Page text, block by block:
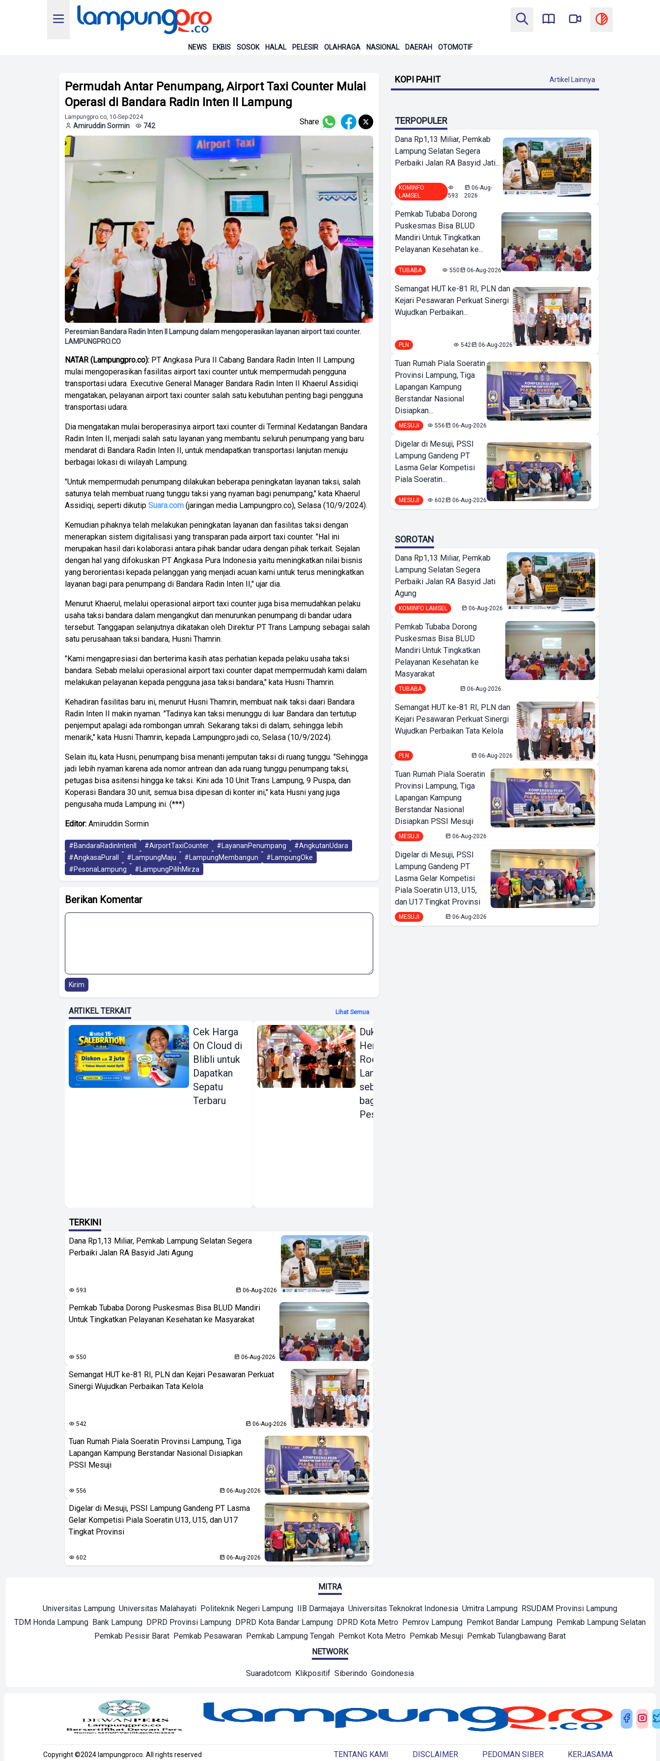
NEWS EKBIS SOSOK HALAL PELESIR OLAHRAGA NASIONAL DAERAH OTOMOTIF
Permudah Antar Penumpang, Airport Taxi Counter Mulai
Operasi di Bandara Radin Inten II Lampung
Lampungpro.co, 10-Sep-2024
Amiruddin Sormin 742 Share
Peresmian Bandara Radin Inten II Lampung dalam mengoperasikan layanan airport taxi counter.
LAMPUNGPRO.CO
NATAR (Lampungpro.co): PT Angkasa Pura II Cabang Bandara Radin Inten II Lampung
mulai mengoperasikan fasilitas airport taxi counter untuk mempermudah pengguna
transportasi udara. Executive General Manager Bandara Radin Inten II Khaerul Assidiqi
mengatakan, pelayanan airport taxi counter salah satu kebutuhan penting bagi pengguna
transportasi udara.
Dia mengatakan mulai beroperasinya airport taxi counter di Terminal Kedatangan Bandara
Radin Inten II, menjadi salah satu layanan yang membantu seluruh penumpang yang baru
mendarat di Bandara Radin Inten II, untuk mendapatkan transportasi lanjutan menuju
berbagai lokasi di wilayah Lampung.
"Untuk mempermudah penumpang dilakukan beberapa peningkatan layanan taksi, salah
satunya telah membuat ruang tunggu taksi yang nyaman bagi penumpang," kata Khaerul
Assidiqi, seperti dikutip Suara.com (jaringan media Lampungpro.co), Selasa (10/9/2024).
Kemudian pihaknya telah melakukan peningkatan layanan dan fasilitas taksi dengan
menerapkan sistem digitalisasi yang transparan pada airport taxi counter. "Hal ini
merupakan hasil dari kolaborasi antara pihak bandar udara dengan pihak terkait. Sejalan
dengan hal yang difokuskan PT Angkasa Pura Indonesia yaitu meningkatkan nilai bisnis
yang berorientasi kepada pelanggan yang menjadi acuan kami untuk terus meningkatkan
layanan bagi para penumpang di Bandara Radin Inten II," ujar dia.
Menurut Khaerul, melalui operasional airport taxi counter juga bisa memudahkan pelaku
usaha taksi bandara dalam mengangkut dan menurunkan penumpang di bandar udara
tersebut. Tanggapan selanjutnya dikatakan oleh Direktur PT Trans Lampung sebagai salah
satu perusahaan taksi bandara, Husni Thamrin.
"Kami mengapresiasi dan berterima kasih atas perhatian kepada pelaku usaha taksi
bandara. Sebab melalui operasional airport taxi counter dapat mempermudah kami dalam
melakukan pelayanan kepada pengguna jasa taksi bandara," kata Husni Thamrin.
Kehadiran fasilitas baru ini, menurut Husni Thamrin, membuat naik taksi daari Bandara
Radin Inten II makin nyaman. "Tadinya kan taksi menunggu di luar Bandara dan tertutup
penjemput apalagi ada rombongan umrah. Sekarang taksi di dalam, sehingga lebih
menarik," kata Husni Thamrin, kepada Lampungpro.jadi co, Selasa (10/9/2024).
Selain itu, kata Husni, penumpang bisa menanti jemputan taksi di ruang tunggu. "Sehingga
jadi lebih nyaman karena ada nomor antrean dan ada ruang tunggu penumpang taksi,
petugas bisa asitensi hingga ke taksi. Kini ada 10 Unit Trans Lampung, 9 Puspa, dan
Koperasi Bandara 30 unit, semua bisa dipesan di konter ini," kata Husni yang juga
pengusaha muda Lampung ini. (***)
Editor: Amiruddin Sormin
#BandaraRadinIntenII #AirportTaxiCounter #LayananPenumpang
#AngkutanUdara
#AngkasaPuraII
#LampungMaju #LampungMembangun
#LampungOke
#PesonaLampung
#LampungPilihMirza
Berikan Komentar
Kirim
ARTIKEL TERKAIT Lihat Semua
Cek Harga
On Cloud di
Blibli untuk
Dapatkan
Sepatu
Terbaru
Dukung Gerakan
Hemat Energi,
Rodalink
Lampung Hadir
sebagai Rumah
bagi para
Pesepeda
TERKINI
Dana Rp1,13 Miliar, Pemkab Lampung Selatan Segera
Perbaiki Jalan RA Basyid Jati Agung
593 06-Aug-2026
Pemkab Tubaba Dorong Puskesmas Bisa BLUD Mandiri
Untuk Tingkatkan Pelayanan Kesehatan ke Masyarakat
550 06-Aug-2026
Semangat HUT ke-81 RI, PLN dan Kejari Pesawaran Perkuat
Sinergi Wujudkan Perbaikan Tata Kelola
542 06-Aug-2026
Tuan Rumah Piala Soeratin Provinsi Lampung, Tiga
Lapangan Kampung Berstandar Nasional Disiapkan
PSSI Mesuji
556 06-Aug-2026
Digelar di Mesuji, PSSI Lampung Gandeng PT Lasma
Gelar Kompetisi Piala Soeratin U13, U15, dan U17
Tingkat Provinsi
602 06-Aug-2026
KOPI PAHIT Artikel Lainnya
TERPOPULER
Dana Rp1,13 Miliar, Pemkab
Lampung Selatan Segera
Perbaiki Jalan RA Basyid Jati...
KOMINFO
LAMSEL
593
06-Aug-
2026
Pemkab Tubaba Dorong
Puskesmas Bisa BLUD
Mandiri Untuk Tingkatkan
Pelayanan Kesehatan ke...
TUBABA 550 06-Aug-2026
Semangat HUT ke-81 RI, PLN dan
Kejari Pesawaran Perkuat Sinergi
Wujudkan Perbaikan...
PLN 542 06-Aug-2026
Tuan Rumah Piala Soeratin
Provinsi Lampung, Tiga
Lapangan Kampung
Berstandar Nasional
Disiapkan...
MESUJI 556 06-Aug-2026
Digelar di Mesuji, PSSI
Lampung Gandeng PT
Lasma Gelar Kompetisi
Piala Soeratin...
MESUJI 602 06-Aug-2026
SOROTAN
Dana Rp1,13 Miliar, Pemkab
Lampung Selatan Segera
Perbaiki Jalan RA Basyid Jati
Agung
KOMINFO LAMSEL 06-Aug-2026
Pemkab Tubaba Dorong
Puskesmas Bisa BLUD
Mandiri Untuk Tingkatkan
Pelayanan Kesehatan ke
Masyarakat
TUBABA 06-Aug-2026
Semangat HUT ke-81 RI, PLN dan
Kejari Pesawaran Perkuat Sinergi
Wujudkan Perbaikan Tata Kelola
PLN 06-Aug-2026
Tuan Rumah Piala Soeratin
Provinsi Lampung, Tiga
Lapangan Kampung
Berstandar Nasional
Disiapkan PSSI Mesuji
MESUJI 06-Aug-2026
Digelar di Mesuji, PSSI
Lampung Gandeng PT
Lasma Gelar Kompetisi
Piala Soeratin U13, U15,
dan U17 Tingkat Provinsi
MESUJI 06-Aug-2026
MITRA
Universitas Lampung Universitas Malahayati Politeknik Negeri Lampung IIB Darmajaya Universitas Teknokrat Indonesia Umitra Lampung RSUDAM Provinsi Lampung
TDM Honda Lampung Bank Lampung DPRD Provinsi Lampung DPRD Kota Bandar Lampung DPRD Kota Metro Pemrov Lampung Pemkot Bandar Lampung Pemkab Lampung Selatan
Pemkab Pesisir Barat Pemkab Pesawaran Pemkab Lampung Tengah Pemkot Kota Metro Pemkab Mesuji Pemkab Tulangbawang Barat
NETWORK
Suaradotcom Klikpositif Siberindo Goindonesia
Copyright ©2024 lampungproco. All rights reserved TENTANG KAMI DISCLAIMER PEDOMAN SIBER KERJASAMA